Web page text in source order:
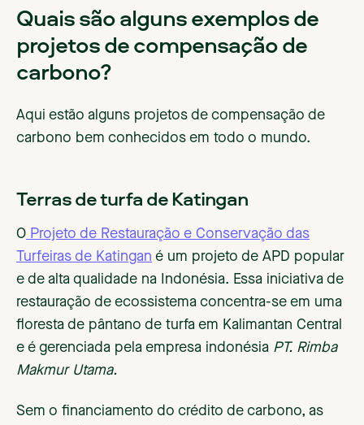
Quais são alguns exemplos de
projetos de compensação de
carbono?
Aqui estão alguns projetos de compensação de
carbono bem conhecidos em todo o mundo.
‍Terras de turfa de Katingan
O Projeto de Restauração e Conservação das
Turfeiras de Katingan é um projeto de APD popular
e de alta qualidade na Indonésia. Essa iniciativa de
restauração de ecossistema concentra-se em uma
floresta de pântano de turfa em Kalimantan Central
e é gerenciada pela empresa indonésia PT. Rimba
Makmur Utama.
Sem o financiamento do crédito de carbono, as